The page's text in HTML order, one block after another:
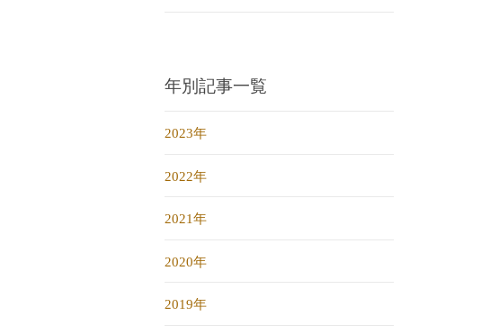
年別記事一覧
2023年
2022年
2021年
2020年
2019年